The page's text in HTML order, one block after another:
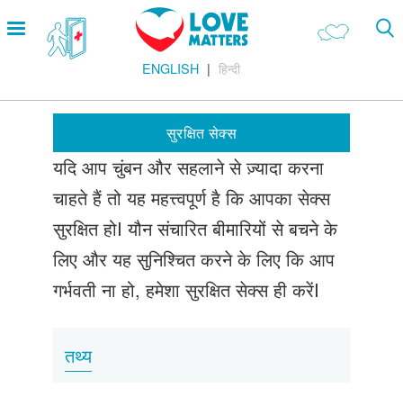
toOpen
Main
Menu
हमारा शरीर
यौन विभिन्नता
सेक्स करना
गर्भ निरोध
गर्भावस्था
शादी
Footer
ENGLISH हिन्दी
सुरक्षित सेक्स
यदि आप चुंबन और सहलाने से ज़्यादा करना
चाहते हैं तो यह महत्त्वपूर्ण है कि आपका सेक्स
सुरक्षित होI यौन संचारित बीमारियों से बचने के
लिए और यह सुनिश्चित करने के लिए कि आप
गर्भवती ना हो, हमेशा सुरक्षित सेक्स ही करेंI
तथ्य